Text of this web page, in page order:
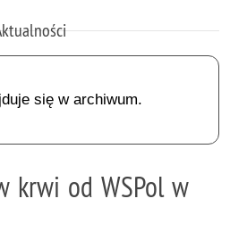
się w archiwum.
krwi od WSPol w